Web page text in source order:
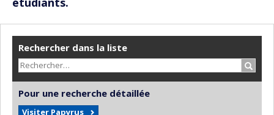
Rechercher dans la liste
Pour une recherche détaillée
Visiter Papyrus